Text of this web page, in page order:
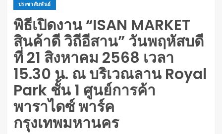
ประชาสัมพันธ์
พิธีเปิดงาน “ISAN MARKET
สินค้าดี วิถีอีสาน” วันพฤหัสบดี
ที่ 21 สิงหาคม 2568 เวลา
15.30 น. ณ บริเวณลาน Royal
Park ชั้น 1 ศูนย์การค้า
พาราไดซ์ พาร์ค
กรุงเทพมหานคร